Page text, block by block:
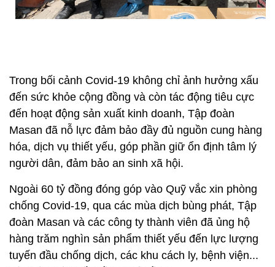
Trong bối cảnh Covid-19 không chỉ ảnh hưởng xấu
đến sức khỏe cộng đồng và còn tác động tiêu cực
đến hoạt động sản xuất kinh doanh, Tập đoàn
Masan đã nỗ lực đảm bảo đầy đủ nguồn cung hàng
hóa, dịch vụ thiết yếu, góp phần giữ ổn định tâm lý
người dân, đảm bảo an sinh xã hội.
Ngoài 60 tỷ đồng đóng góp vào Quỹ vắc xin phòng
chống Covid-19, qua các mùa dịch bùng phát, Tập
đoàn Masan và các công ty thành viên đã ủng hộ
hàng trăm nghìn sản phẩm thiết yếu đến lực lượng
tuyến đầu chống dịch, các khu cách ly, bệnh viện...